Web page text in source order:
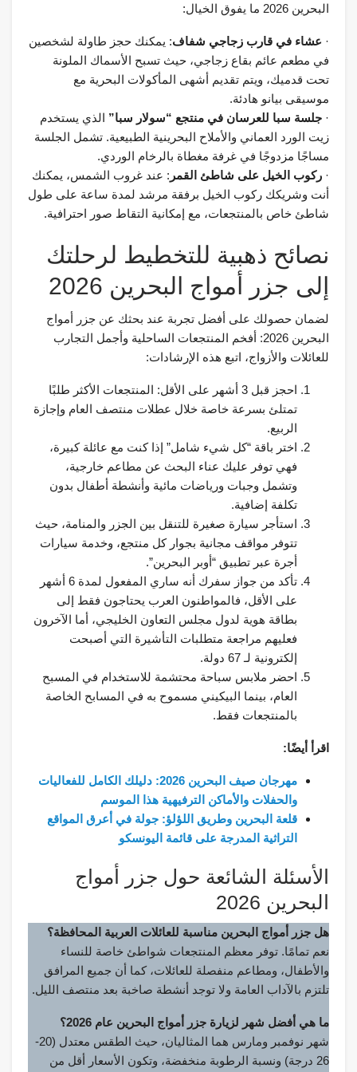
البحرين 2026 ما يفوق الخيال:
· عشاء في قارب زجاجي شفاف: يمكنك حجز طاولة لشخصين
في مطعم عائم بقاع زجاجي، حيث تسبح الأسماك الملونة
تحت قدميك، ويتم تقديم أشهى المأكولات البحرية مع
موسيقى بيانو هادئة.
· جلسة سبا للعرسان في منتجع “سولار سبا” الذي يستخدم
زيت الورد العماني والأملاح البحرينية الطبيعية. تشمل الجلسة
مساجًا مزدوجًا في غرفة مغطاة بالرخام الوردي.
· ركوب الخيل على شاطئ القمر : عند غروب الشمس، يمكنك
أنت وشريكك ركوب الخيل برفقة مرشد لمدة ساعة على طول
شاطئ خاص بالمنتجعات، مع إمكانية التقاط صور احترافية.
نصائح ذهبية للتخطيط لرحلتك
إلى جزر أمواج البحرين 2026
لضمان حصولك على أفضل تجربة عند بحثك عن جزر أمواج
البحرين 2026: أفخم المنتجعات الساحلية وأجمل التجارب
للعائلات والأزواج، اتبع هذه الإرشادات:
احجز قبل 3 أشهر على الأقل: المنتجعات الأكثر طلبًا
تمتلئ بسرعة خاصة خلال عطلات منتصف العام وإجازة
الربيع.
اختر باقة “كل شيء شامل” إذا كنت مع عائلة كبيرة،
فهي توفر عليك عناء البحث عن مطاعم خارجية،
وتشمل وجبات ورياضات مائية وأنشطة أطفال بدون
تكلفة إضافية.
استأجر سيارة صغيرة للتنقل بين الجزر والمنامة، حيث
تتوفر مواقف مجانية بجوار كل منتجع، وخدمة سيارات
أجرة عبر تطبيق “أوبر البحرين”.
تأكد من جواز سفرك أنه ساري المفعول لمدة 6 أشهر
على الأقل، فالمواطنون العرب يحتاجون فقط إلى
بطاقة هوية لدول مجلس التعاون الخليجي، أما الآخرون
فعليهم مراجعة متطلبات التأشيرة التي أصبحت
إلكترونية لـ 67 دولة.
احضر ملابس سباحة محتشمة للاستخدام في المسبح
العام، بينما البيكيني مسموح به في المسابح الخاصة
بالمنتجعات فقط.
اقرأ أيضًا:
مهرجان صيف البحرين 2026: دليلك الكامل للفعاليات
والحفلات والأماكن الترفيهية هذا الموسم
قلعة البحرين وطريق اللؤلؤ: جولة في أعرق المواقع
التراثية المدرجة على قائمة اليونسكو
الأسئلة الشائعة حول جزر أمواج
البحرين 2026
هل جزر أمواج البحرين مناسبة للعائلات العربية المحافظة؟
نعم تمامًا. توفر معظم المنتجعات شواطئ خاصة للنساء
والأطفال، ومطاعم منفصلة للعائلات، كما أن جميع المرافق
تلتزم بالآداب العامة ولا توجد أنشطة صاخبة بعد منتصف الليل.
ما هي أفضل شهر لزيارة جزر أمواج البحرين عام 2026؟
شهر نوفمبر ومارس هما المثاليان، حيث الطقس معتدل (20-
26 درجة) ونسبة الرطوبة منخفضة، وتكون الأسعار أقل من